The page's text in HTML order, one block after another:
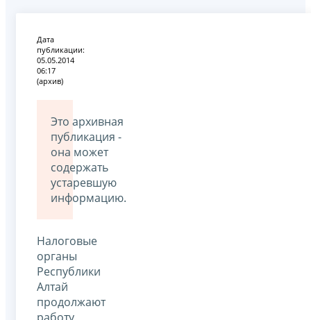
Дата
публикации:
05.05.2014
06:17
(архив)
Это архивная
публикация -
она может
содержать
устаревшую
информацию.
Налоговые
органы
Республики
Алтай
продолжают
работу